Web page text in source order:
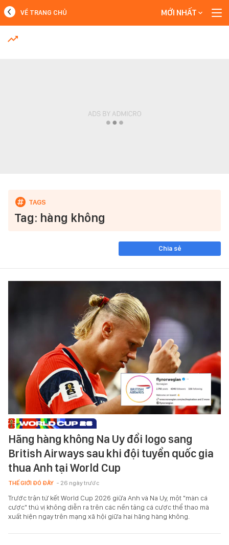
MỚI NHẤT
VỀ TRANG CHỦ MỚI NHẤT
Tag: hàng không
Chia sẻ
Hãng hàng không Na Uy đổi logo sang
British Airways sau khi đội tuyển quốc gia
thua Anh tại World Cup
THẾ GIỚI ĐÓ ĐÂY - 26 ngày trước
Trước trận tứ kết World Cup 2026 giữa Anh và Na Uy, một "màn cá
cược" thú vị không diễn ra trên các nền tảng cá cược thể thao mà
xuất hiện ngay trên mạng xã hội giữa hai hãng hàng không.